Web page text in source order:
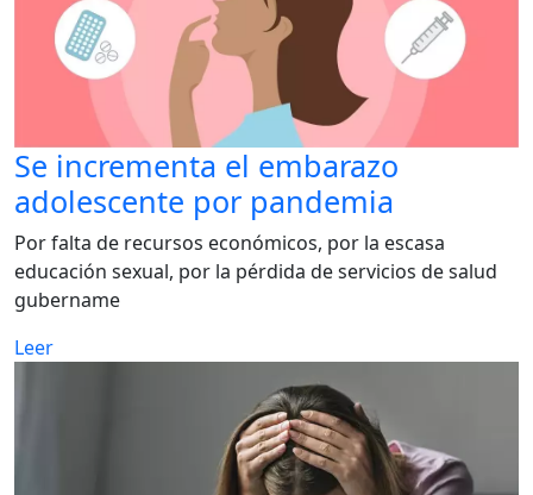
Se incrementa el embarazo
adolescente por pandemia
Por falta de recursos económicos, por la escasa
educación sexual, por la pérdida de servicios de salud
gubername
Leer